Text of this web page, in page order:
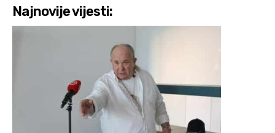
Najnovije vijesti: